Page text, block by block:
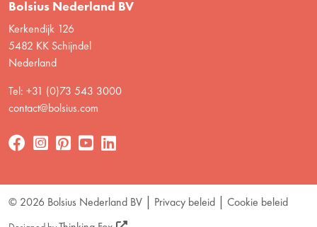
Bolsius Nederland BV
Kerkendijk 126
5482 KK Schijndel
Nederland
Tel: +31 (0)73 543 3000
contact@bolsius.com
© 2026 Bolsius Nederland BV Privacy beleid Cookie beleid